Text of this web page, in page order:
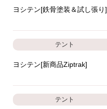
ヨシテン[鉄骨塗装＆試し張り]
テント
ヨシテン[新商品Ziptrak]
テント